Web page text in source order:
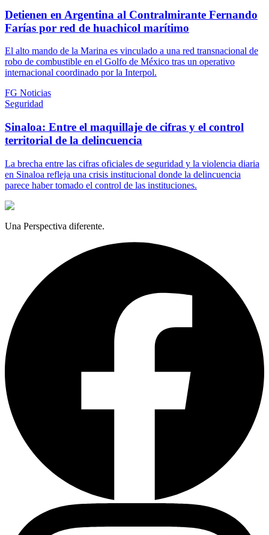
Detienen en Argentina al Contralmirante Fernando
Farías por red de huachicol marítimo
El alto mando de la Marina es vinculado a una red transnacional de
robo de combustible en el Golfo de México tras un operativo
internacional coordinado por la Interpol.
FG Noticias
Seguridad
Sinaloa: Entre el maquillaje de cifras y el control
territorial de la delincuencia
La brecha entre las cifras oficiales de seguridad y la violencia diaria
en Sinaloa refleja una crisis institucional donde la delincuencia
parece haber tomado el control de las instituciones.
Una Perspectiva diferente.